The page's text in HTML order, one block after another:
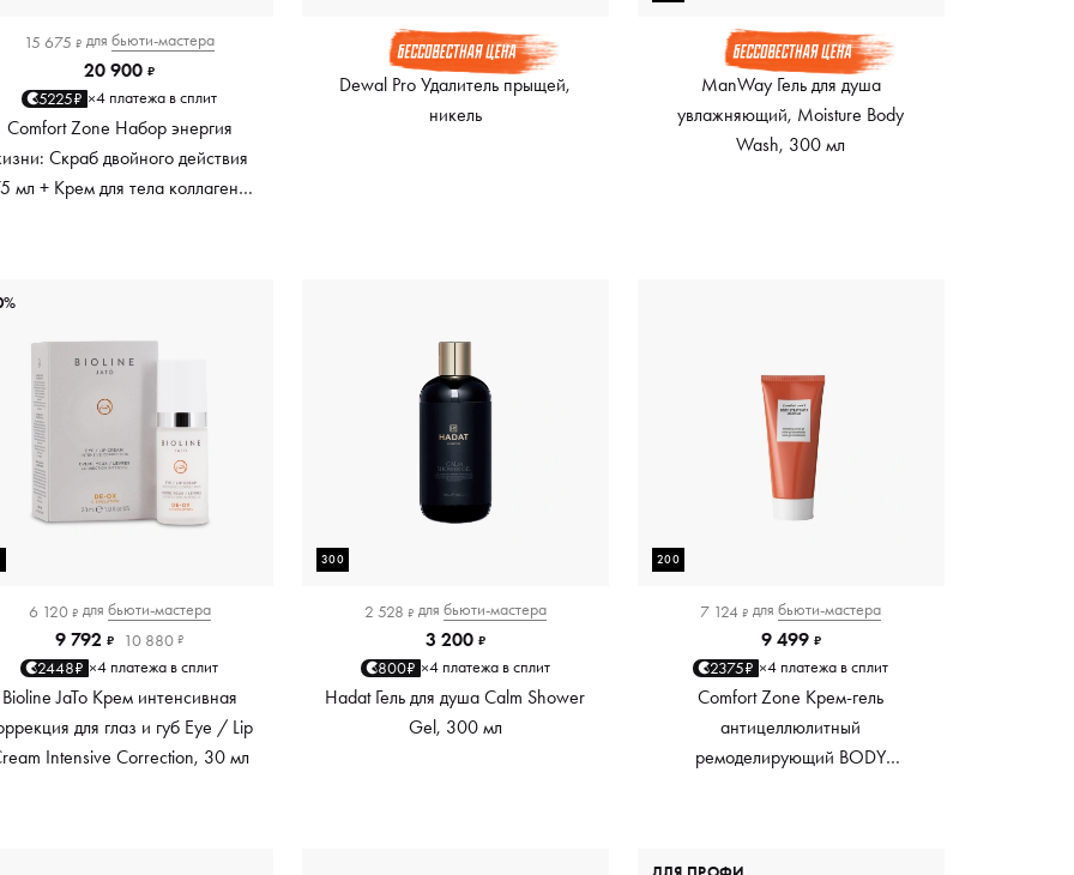
15 675 ₽ для бьюти-мастера
20 900 ₽
5225₽ ×4 платежа в сплит
Comfort Zone Набор энергия
Скраб двойного действия
мл + Крем для тела коллаген+
Dewal Pro Удалитель прыщей,
никель
ManWay Гель для душа
увлажняющий, Moisture Body
Wash, 300 мл
6 120 ₽ для бьюти-мастера
9 792 ₽ 10 880 ₽
2448₽ ×4 платежа в сплит
Bioline JaTo Крем интенсивная
для глаз и губ Eye / Lip
Intensive Correction, 30 мл
300
2 528 ₽ для бьюти-мастера
3 200 ₽
800₽ ×4 платежа в сплит
Hadat Гель для душа Calm Shower
Gel, 300 мл
200
7 124 ₽ для бьюти-мастера
9 499 ₽
2375₽ ×4 платежа в сплит
Comfort Zone Крем-гель
антицеллюлитный
ремоделирующий BODY